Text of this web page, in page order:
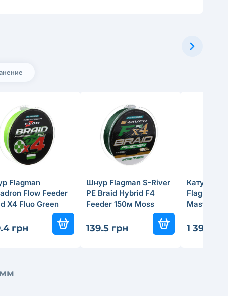
Flagman
Flow Feeder
X4 Fluo Green
грн
Шнур Flagman S-River
PE Braid Hybrid F4
Feeder 150м Moss
139.5 грн
Катушка
Flagman
Master
1 399 грн